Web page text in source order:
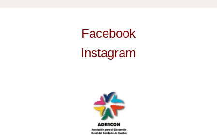
Facebook
Instagram